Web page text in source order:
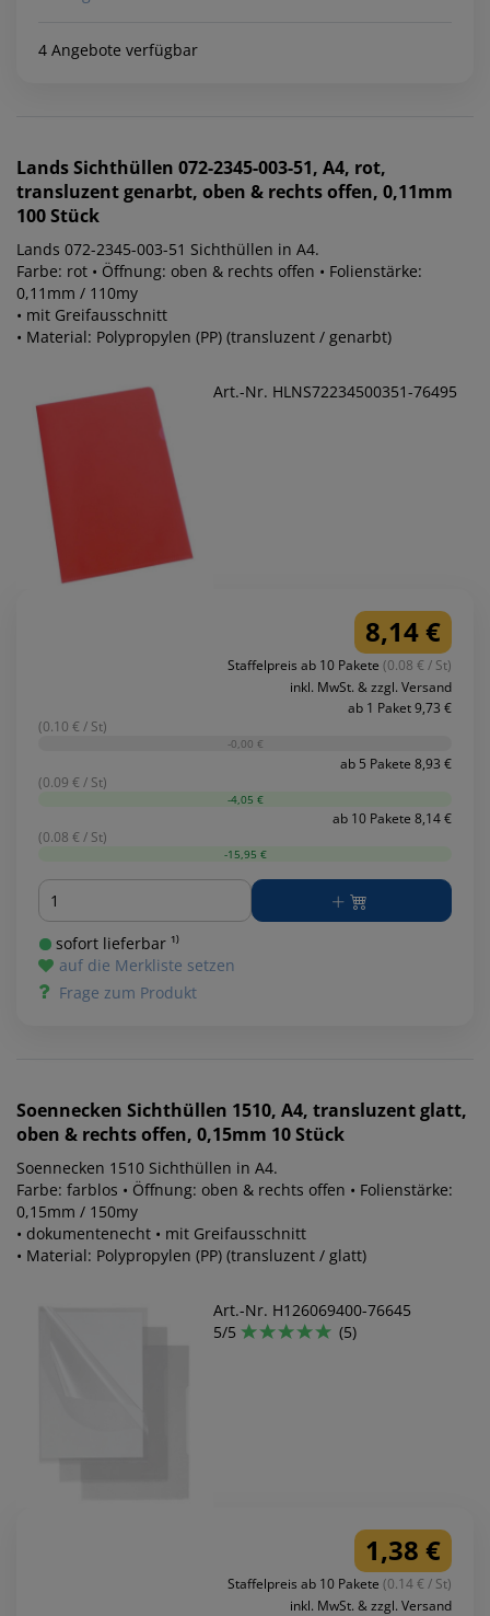
4 Angebote verfügbar
LandsSichthüllen 072-2345-003-51, A4, rot,
transluzent genarbt, oben & rechts offen, 0,11mm
100 Stück
Lands 072-2345-003-51 Sichthüllen in A4.
Farbe: rot • Öffnung: oben & rechts offen • Folienstärke:
0,11mm / 110my
• mit Greifausschnitt
• Material: Polypropylen (PP) (transluzent / genarbt)
Art.-Nr. HLNS72234500351-76495
8,14 €
Staffelpreis ab 10 Pakete (0.08 € / St)
inkl. MwSt. & zzgl. Versand
ab 1 Paket 9,73 €
(0.10 € / St)
-0,00 €
ab 5 Pakete 8,93 €
(0.09 € / St)
-4,05 €
ab 10 Pakete 8,14 €
(0.08 € / St)
-15,95 €
Menge
sofort lieferbar ¹⁾
auf die Merkliste setzen
Frage zum Produkt
Soennecken Sichthüllen 1510, A4, transluzent glatt,
oben & rechts offen, 0,15mm 10 Stück
Soennecken 1510 Sichthüllen in A4.
Farbe: farblos • Öffnung: oben & rechts offen • Folienstärke:
0,15mm / 150my
• dokumentenecht • mit Greifausschnitt
• Material: Polypropylen (PP) (transluzent / glatt)
Art.-Nr. H126069400-76645
5/5
(5)
1,38 €
Staffelpreis ab 10 Pakete (0.14 € / St)
inkl. MwSt. & zzgl. Versand